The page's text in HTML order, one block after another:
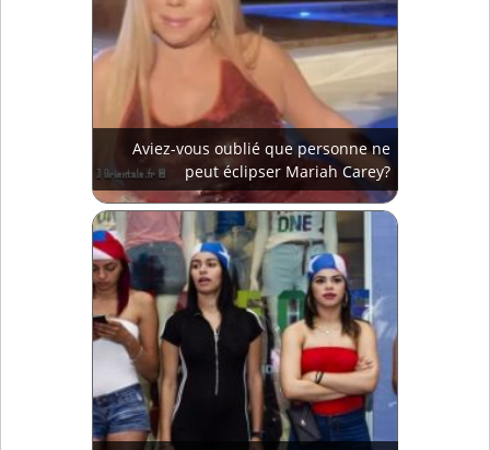
Aviez-vous oublié que personne ne
peut éclipser Mariah Carey?